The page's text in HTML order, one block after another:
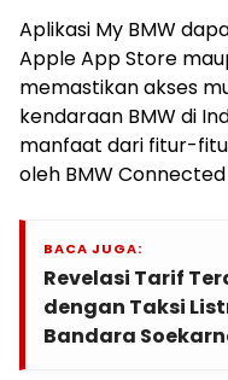
Aplikasi My BMW
Apple App Store
memastikan akses
kendaraan BMW di
manfaat dari fitur-
oleh BMW Connected
BACA JUGA:
Revelasi Tarif
dengan Taksi
Bandara